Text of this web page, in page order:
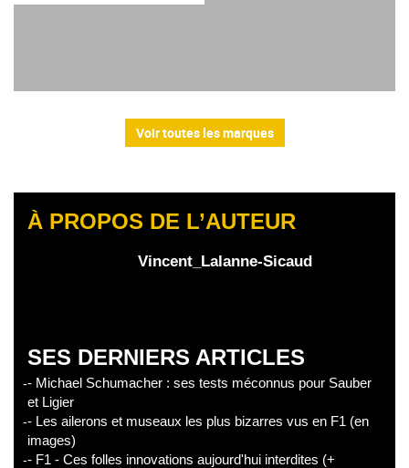
Voir toutes les marques
À PROPOS DE L’AUTEUR
Vincent_Lalanne-Sicaud
SES DERNIERS ARTICLES
- Michael Schumacher : ses tests méconnus pour Sauber
et Ligier
- Les ailerons et museaux les plus bizarres vus en F1 (en
images)
- F1 - Ces folles innovations aujourd'hui interdites (+